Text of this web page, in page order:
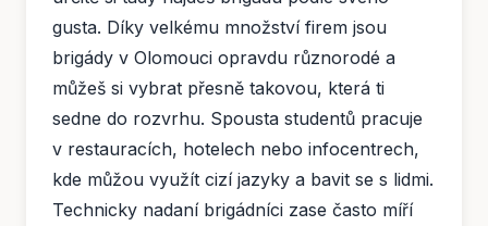
gusta. Díky velkému množství firem jsou
brigády v Olomouci opravdu různorodé a
můžeš si vybrat přesně takovou, která ti
sedne do rozvrhu. Spousta studentů pracuje
v restauracích, hotelech nebo infocentrech,
kde můžou využít cizí jazyky a bavit se s lidmi.
Technicky nadaní brigádníci zase často míří